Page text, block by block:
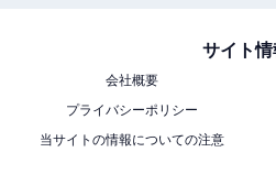
サイト情
会社概要
プライバシーポリシー
当サイトの情報についての注意